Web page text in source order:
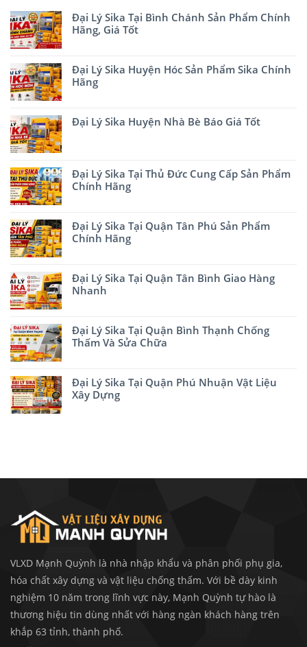
Đại Lý Sika Tại Bình Chánh Sản Phẩm Chính
Hãng, Giá Tốt
Đại Lý Sika Huyện Hóc Sản Phẩm Sika Chính
Hãng
Đại Lý Sika Huyện Nhà Bè Báo Giá Tốt
Đại Lý Sika Tại Thủ Đức Cung Cấp Sản Phẩm
Chính Hãng
Đại Lý Sika Tại Quận Tân Phú Sản Phẩm
Chính Hãng
Đại Lý Sika Tại Quận Tân Bình Giao Hàng
Nhanh
Đại Lý Sika Tại Quận Bình Thạnh Chống
Thấm Và Sửa Chữa
Đại Lý Sika Tại Quận Phú Nhuận Vật Liệu
Xây Dựng
VLXD Mạnh Quỳnh là nhà nhập khẩu và phân phối phụ gia,
hóa chất xây dựng và vật liệu chống thấm. Với bề dày kinh
nghiệm 10 năm trong lĩnh vực này, Mạnh Quỳnh tự hào là
thương hiệu tin dùng nhất với hàng ngàn khách hàng trên
khắp 63 tỉnh, thành phố.